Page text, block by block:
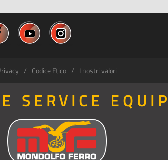
Codice Etico I nostri valori
SERVICE